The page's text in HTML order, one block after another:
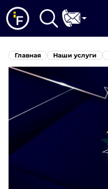
Главная Наши услуги